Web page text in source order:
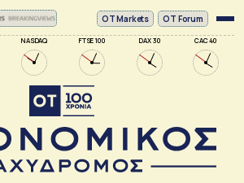
NASDAQ FTSE 100 DAX 30 CAC 40
ΟΤ Markets OT Forum